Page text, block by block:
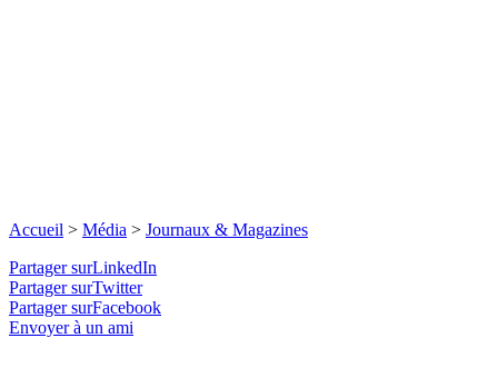
Accueil > Média > Journaux & Magazines
Partager surLinkedIn
Partager surTwitter
Partager surFacebook
Envoyer à un ami